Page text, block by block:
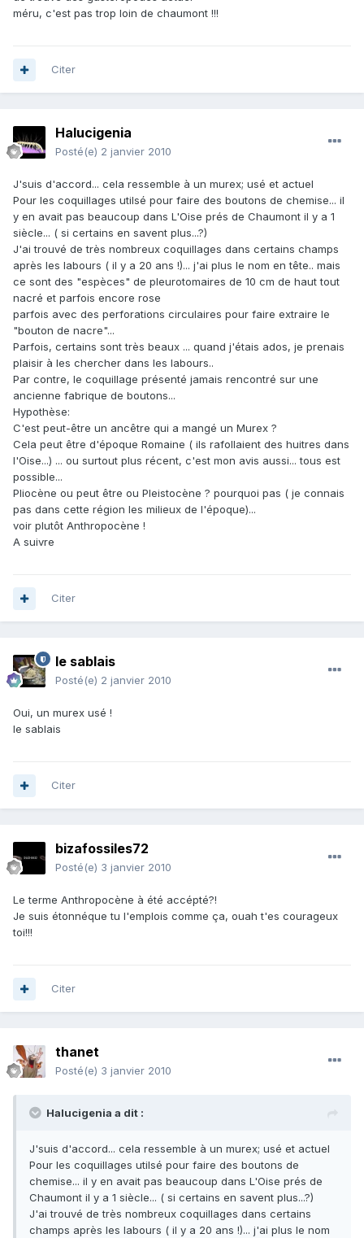
méru, c'est pas trop loin de chaumont !!!
Citer
Halucigenia
Posté(e) 2 janvier 2010
J'suis d'accord... cela ressemble à un murex; usé et actuel
Pour les coquillages utilsé pour faire des boutons de chemise... il
y en avait pas beaucoup dans L'Oise prés de Chaumont il y a 1
siècle... ( si certains en savent plus...?)
J'ai trouvé de très nombreux coquillages dans certains champs
après les labours ( il y a 20 ans !)... j'ai plus le nom en tête.. mais
ce sont des "espèces" de pleurotomaires de 10 cm de haut tout
nacré et parfois encore rose
parfois avec des perforations circulaires pour faire extraire le
"bouton de nacre"...
Parfois, certains sont très beaux ... quand j'étais ados, je prenais
plaisir à les chercher dans les labours..
Par contre, le coquillage présenté jamais rencontré sur une
ancienne fabrique de boutons...
Hypothèse:
C'est peut-être un ancêtre qui a mangé un Murex ?
Cela peut être d'époque Romaine ( ils rafollaient des huitres dans
l'Oise...) ... ou surtout plus récent, c'est mon avis aussi... tous est
possible...
Pliocène ou peut être ou Pleistocène ? pourquoi pas ( je connais
pas dans cette région les milieux de l'époque)...
voir plutôt Anthropocène !
A suivre
Citer
le sablais
Posté(e) 2 janvier 2010
Oui, un murex usé !
le sablais
Citer
bizafossiles72
Posté(e) 3 janvier 2010
Le terme Anthropocène à été accépté?!
Je suis étonnéque tu l'emplois comme ça, ouah t'es courageux
toi!!!
Citer
thanet
Posté(e) 3 janvier 2010
Halucigenia a dit :
J'suis d'accord... cela ressemble à un murex; usé et actuel
Pour les coquillages utilsé pour faire des boutons de
chemise... il y en avait pas beaucoup dans L'Oise prés de
Chaumont il y a 1 siècle... ( si certains en savent plus...?)
J'ai trouvé de très nombreux coquillages dans certains
champs après les labours ( il y a 20 ans !)... j'ai plus le nom